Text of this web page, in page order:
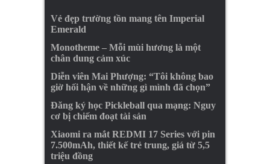
Vẻ đẹp trường tồn mang tên Imperial
Emerald
Monotheme – Mỗi mùi hương là một
chân dung cảm xúc
Diễn viên Mai Phượng: “Tôi không bao
giờ hối hận về những gì mình đã chọn”
Đăng ký học Pickleball qua mạng: Nguy
cơ bị chiếm đoạt tài sản
Xiaomi ra mắt REDMI 17 Series với pin
7.500mAh, thiết kế trẻ trung, giá từ 5,5
triệu đồng